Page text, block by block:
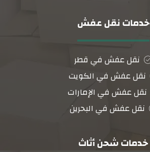
خدمات نقل عفش
نقل عفش في قطر
نقل عفش في الكويت
نقل عفش في الإمارات
نقل عفش في البحرين
خدمات شحن أثاث